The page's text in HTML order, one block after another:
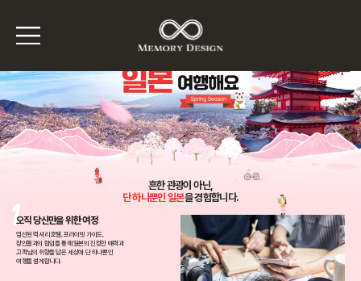
흔한 관광이 아닌,
단 하나뿐인 일본을 경험합니다.
오직 당신만을 위한 여정
엄선된 럭셔리 호텔, 프라이빗 가이드,
장인들과의 협업을 통해 일본의 진정한 매력과
고객님의 취향을 담은 세상에 단 하나뿐인
여행을 설계합니다.​